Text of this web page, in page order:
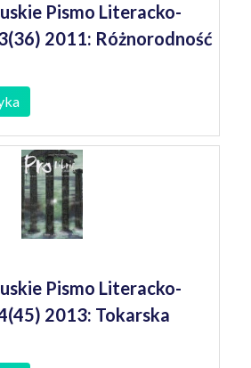
Pismo Literacko-
2011: Różnorodność
Pismo Literacko-
2013: Tokarska